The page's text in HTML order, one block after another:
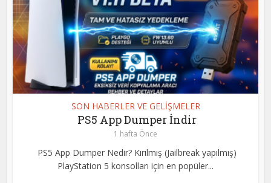
SON HABERLER VE GELİŞMELER
PS5 App Dumper İndir
1 hafta Önce
PS5 App Dumper Nedir? Kırılmış (Jailbreak yapılmış)
PlayStation 5 konsolları için en popüler...